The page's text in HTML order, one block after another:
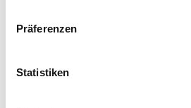
Präferenzen
Statistiken